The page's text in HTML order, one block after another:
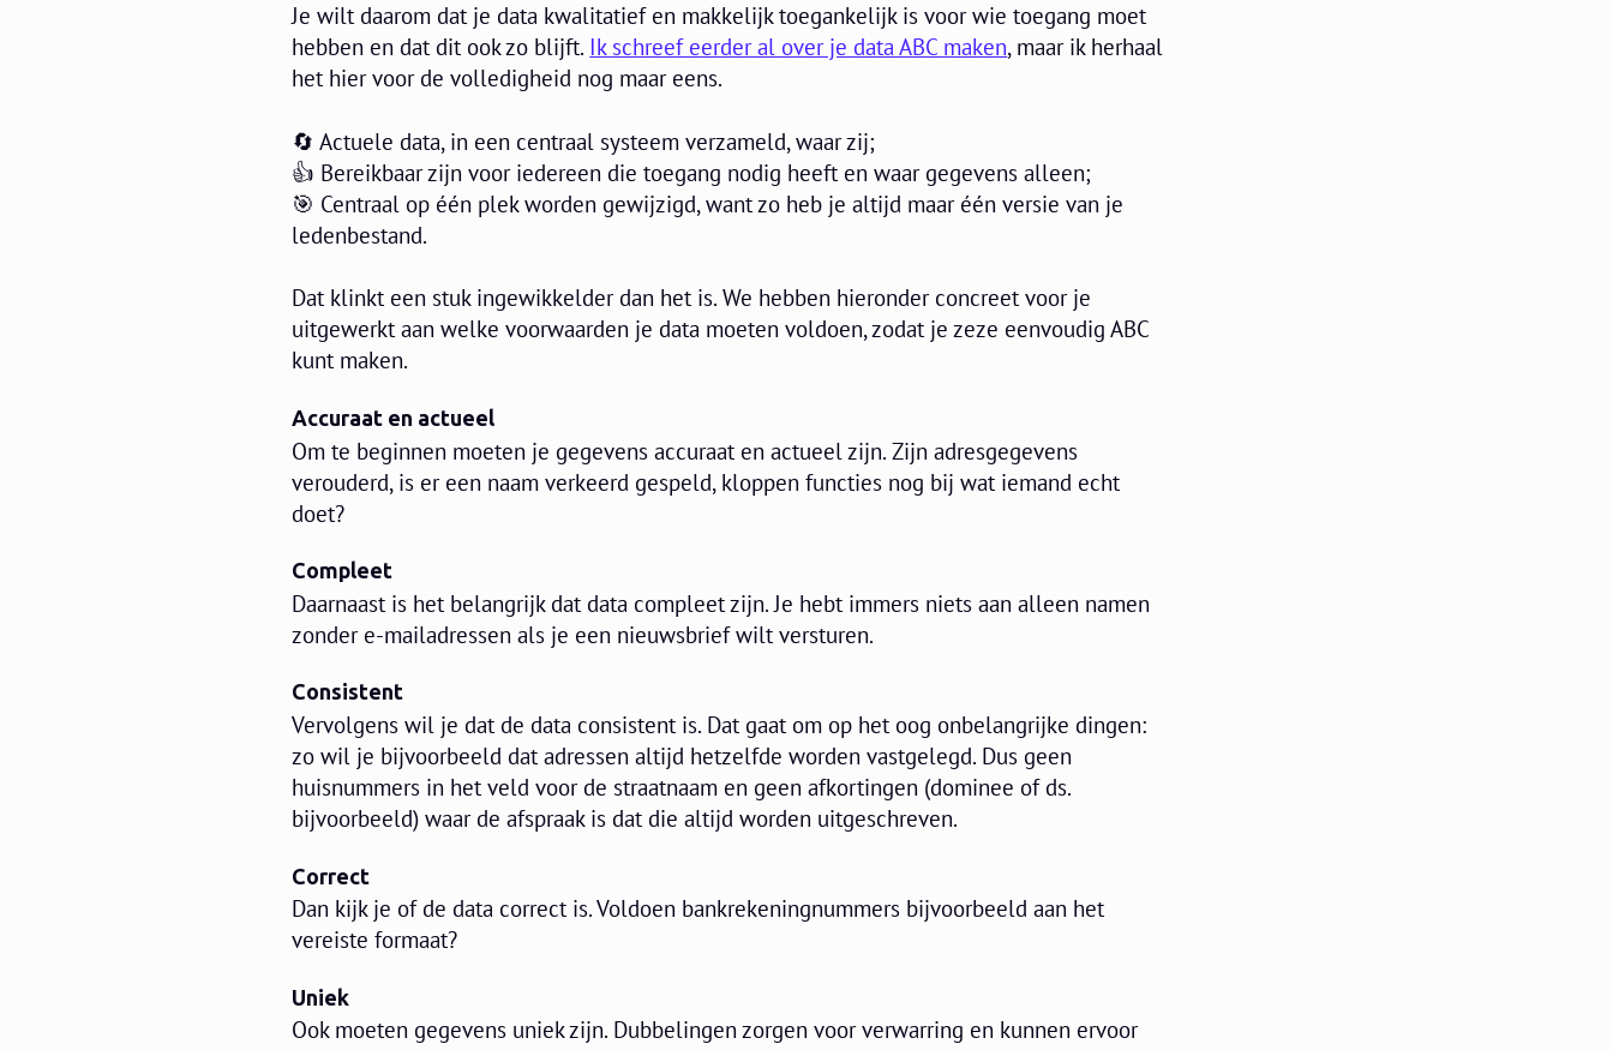
Je wilt daarom dat je data kwalitatief en makkelijk toegankelijk is voor wie toegang moet
hebben en dat dit ook zo blijft. Ik schreef eerder al over je data ABC maken, maar ik herhaal
het hier voor de volledigheid nog maar eens.
🔄 Actuele data, in een centraal systeem verzameld, waar zij;
👍 Bereikbaar zijn voor iedereen die toegang nodig heeft en waar gegevens alleen;
🎯 Centraal op één plek worden gewijzigd, want zo heb je altijd maar één versie van je
ledenbestand.
Dat klinkt een stuk ingewikkelder dan het is. We hebben hieronder concreet voor je
uitgewerkt aan welke voorwaarden je data moeten voldoen, zodat je zeze eenvoudig ABC
kunt maken.
Accuraat en actueel
Om te beginnen moeten je gegevens accuraat en actueel zijn. Zijn adresgegevens
verouderd, is er een naam verkeerd gespeld, kloppen functies nog bij wat iemand echt
doet?
Compleet
Daarnaast is het belangrijk dat data compleet zijn. Je hebt immers niets aan alleen namen
zonder e-mailadressen als je een nieuwsbrief wilt versturen.
Consistent
Vervolgens wil je dat de data consistent is. Dat gaat om op het oog onbelangrijke dingen:
zo wil je bijvoorbeeld dat adressen altijd hetzelfde worden vastgelegd. Dus geen
huisnummers in het veld voor de straatnaam en geen afkortingen (dominee of ds.
bijvoorbeeld) waar de afspraak is dat die altijd worden uitgeschreven.
Correct
Dan kijk je of de data correct is. Voldoen bankrekeningnummers bijvoorbeeld aan het
vereiste formaat?
Uniek
Ook moeten gegevens uniek zijn. Dubbelingen zorgen voor verwarring en kunnen ervoor